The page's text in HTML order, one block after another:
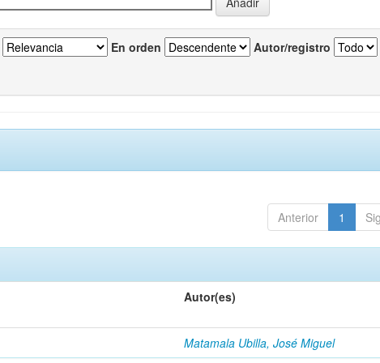
En orden Autor/registro
Anterior 1
Autor(es)
Matamala Ubilla, José Miguel